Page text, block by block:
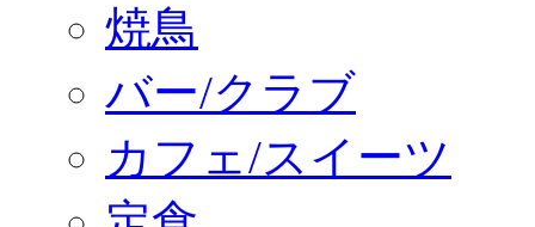
焼鳥
バー/クラブ
カフェ/スイーツ